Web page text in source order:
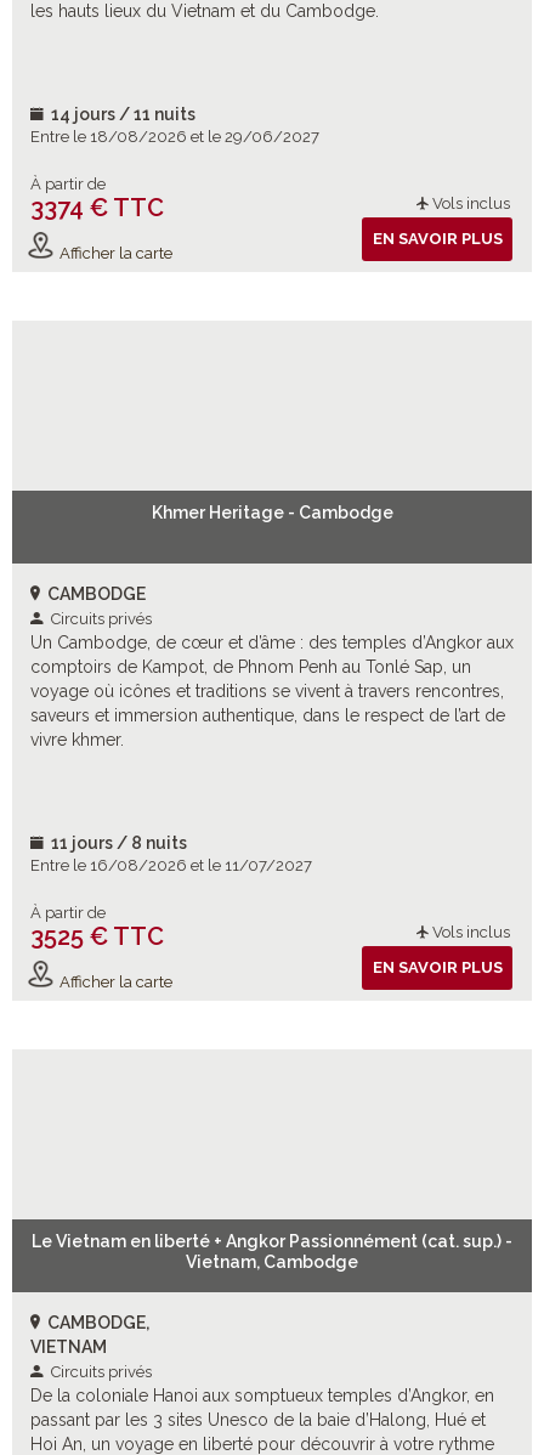
les hauts lieux du Vietnam et du Cambodge.
14 jours / 11 nuits
Entre le 18/08/2026 et le 29/06/2027
À partir de
3374 € TTC Vols inclus
Afficher la carte
EN SAVOIR PLUS
Khmer Heritage - Cambodge
CAMBODGE
Circuits privés
Un Cambodge, de cœur et d’âme : des temples d’Angkor aux
comptoirs de Kampot, de Phnom Penh au Tonlé Sap, un
voyage où icônes et traditions se vivent à travers rencontres,
saveurs et immersion authentique, dans le respect de l’art de
vivre khmer.
11 jours / 8 nuits
Entre le 16/08/2026 et le 11/07/2027
À partir de
3525 € TTC Vols inclus
Afficher la carte
EN SAVOIR PLUS
Le Vietnam en liberté + Angkor Passionnément (cat. sup.) -
Vietnam, Cambodge
CAMBODGE,
VIETNAM
Circuits privés
De la coloniale Hanoi aux somptueux temples d’Angkor, en
passant par les 3 sites Unesco de la baie d’Halong, Hué et
Hoi An, un voyage en liberté pour découvrir à votre rythme